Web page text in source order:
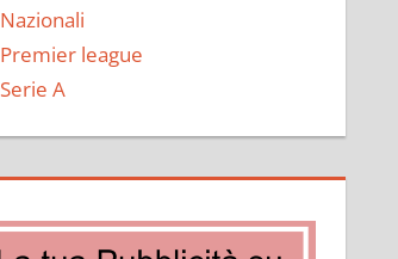
Nazionali
Premier league
Serie A